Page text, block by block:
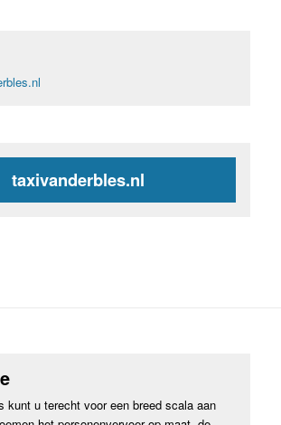
taxivanderbles.nl
kunt u terecht voor een breed scala aan